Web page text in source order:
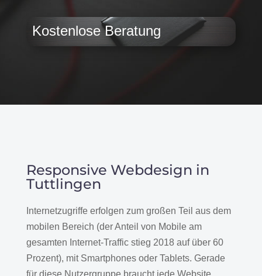
Kostenlose Beratung
Responsive Webdesign in
Tuttlingen
Internetzugriffe erfolgen zum großen Teil aus dem
mobilen Bereich (der Anteil von Mobile am
gesamten Internet-Traffic stieg 2018 auf über 60
Prozent), mit Smartphones oder Tablets. Gerade
für diese Nutzergruppe braucht jede Website